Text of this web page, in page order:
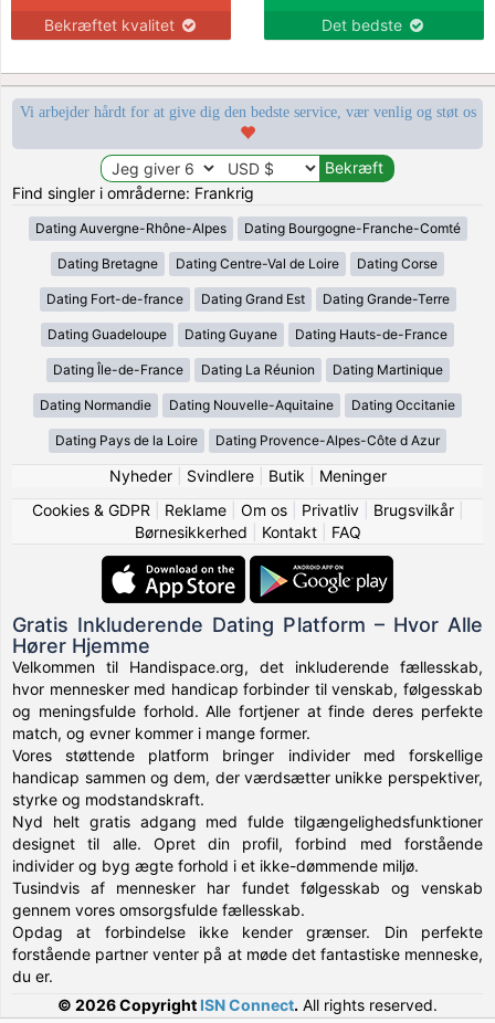
Bekræftet kvalitet Det bedste
Vi arbejder hårdt for at give dig den bedste service, vær venlig og støt os
Find singler i områderne: Frankrig
Dating Auvergne-Rhône-Alpes Dating Bourgogne-Franche-Comté
Dating Bretagne Dating Centre-Val de Loire Dating Corse
Dating Fort-de-france Dating Grand Est Dating Grande-Terre
Dating Guadeloupe Dating Guyane Dating Hauts-de-France
Dating Île-de-France Dating La Réunion Dating Martinique
Dating Normandie Dating Nouvelle-Aquitaine Dating Occitanie
Dating Pays de la Loire Dating Provence-Alpes-Côte d Azur
Nyheder| Svindlere| Butik
Meninger
Cookies & GDPR
Reklame| Om os| Privatliv| Brugsvilkår|
Børnesikkerhed
Kontakt| FAQ
Gratis Inkluderende Dating Platform – Hvor Alle
Hører Hjemme
Velkommen til Handispace.org, det inkluderende fællesskab,
hvor mennesker med handicap forbinder til venskab, følgesskab
og meningsfulde forhold. Alle fortjener at finde deres perfekte
match, og evner kommer i mange former.
Vores støttende platform bringer individer med forskellige
handicap sammen og dem, der værdsætter unikke perspektiver,
styrke og modstandskraft.
Nyd helt gratis adgang med fulde tilgængelighedsfunktioner
designet til alle. Opret din profil, forbind med forstående
individer og byg ægte forhold i et ikke-dømmende miljø.
Tusindvis af mennesker har fundet følgesskab og venskab
gennem vores omsorgsfulde fællesskab.
Opdag at forbindelse ikke kender grænser. Din perfekte
forstående partner venter på at møde det fantastiske menneske,
du er.
© 2026 Copyright ISN Connect. All rights reserved.